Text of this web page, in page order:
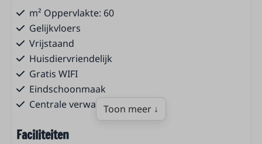
m² Oppervlakte: 60
Gelijkvloers
Vrijstaand
Huisdiervriendelijk
Gratis WIFI
Eindschoonmaak
Centrale verwarming
Faciliteiten
Toon meer ↓